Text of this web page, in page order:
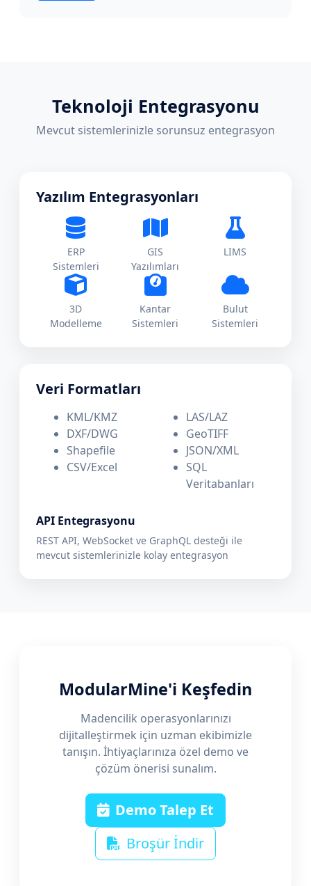
Teknoloji Entegrasyonu
Mevcut sistemlerinizle sorunsuz entegrasyon
Yazılım Entegrasyonları
ERP
Sistemleri
GIS
Yazılımları
LIMS
3D
Modelleme
Kantar
Sistemleri
Bulut
Sistemleri
Veri Formatları
KML/KMZ
DXF/DWG
Shapefile
CSV/Excel
LAS/LAZ
GeoTIFF
JSON/XML
SQL
Veritabanları
API Entegrasyonu
REST API, WebSocket ve GraphQL desteği ile
mevcut sistemlerinizle kolay entegrasyon
ModularMine'i Keşfedin
Madencilik operasyonlarınızı
dijitalleştirmek için uzman ekibimizle
tanışın. İhtiyaçlarınıza özel demo ve
çözüm önerisi sunalım.
Demo Talep Et
Broşür İndir